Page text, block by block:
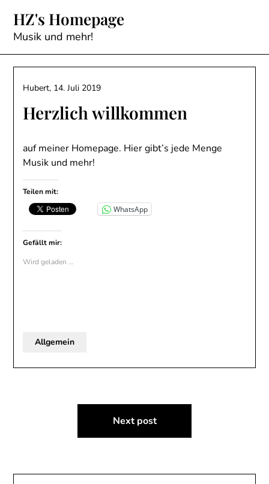
content
HZ's Homepage
Musik und mehr!
Herzlich willkommen
Hubert, 14. Juli 2019
auf meiner Homepage. Hier gibt’s jede Menge
Musik und mehr!
Teilen mit:
WhatsApp
Gefällt mir:
Wird geladen …
Allgemein
Beitragsnavigation
Next post